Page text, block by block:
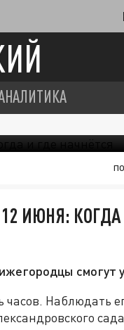
ИЮНЯ: КОГДА
смогут
Наблюдать